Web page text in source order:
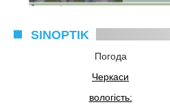
SINOPTIK
Погода
Черкаси
вологість: